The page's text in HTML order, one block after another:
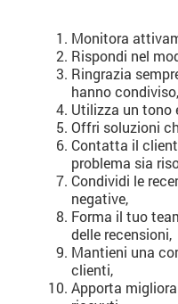
Monitora
Rispondi nel
Ringrazia
hanno condiviso,
Utilizza un tono
Offri soluzioni
Contatta il
problema sia
Condividi le
negative,
Forma il tuo
delle recensioni,
Mantieni una
clienti,
Apporta